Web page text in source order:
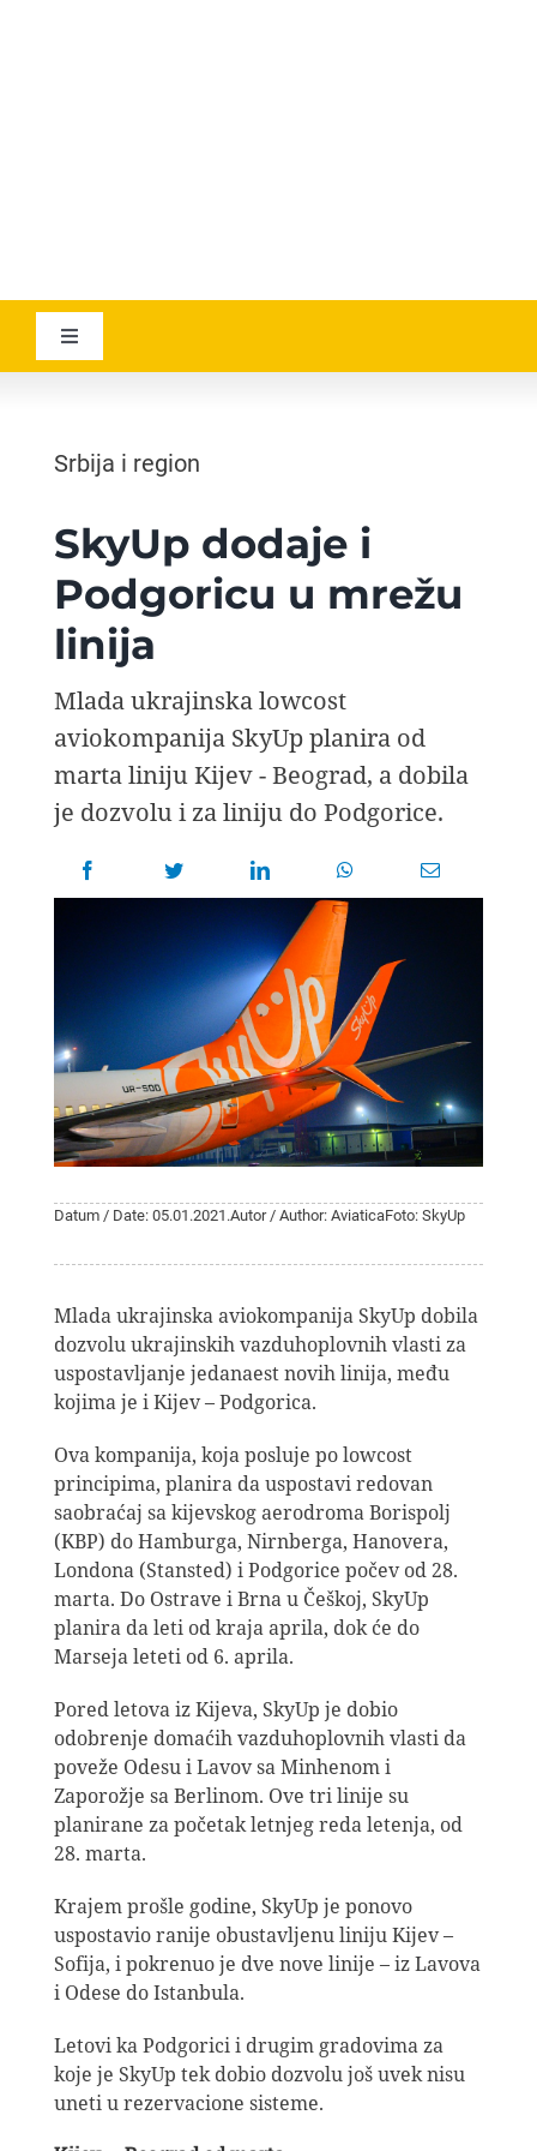
Toggle
Navigation
GEOGRAPHICA
AVIOPEDIA
SPECIJAL
FOTO PRIČA
AGENT
Srbija i region
SkyUp dodaje i
Podgoricu u mrežu
linija
Mlada ukrajinska lowcost
aviokompanija SkyUp planira od
marta liniju Kijev - Beograd, a dobila
je dozvolu i za liniju do Podgorice.
Datum / Date: 05.01.2021.Autor / Author: AviaticaFoto: SkyUp
Mlada ukrajinska aviokompanija SkyUp dobila
dozvolu ukrajinskih vazduhoplovnih vlasti za
uspostavljanje jedanaest novih linija, među
kojima je i Kijev – Podgorica.
Ova kompanija, koja posluje po lowcost
principima, planira da uspostavi redovan
saobraćaj sa kijevskog aerodroma Borispolj
(KBP) do Hamburga, Nirnberga, Hanovera,
Londona (Stansted) i Podgorice počev od 28.
marta. Do Ostrave i Brna u Češkoj, SkyUp
planira da leti od kraja aprila, dok će do
Marseja leteti od 6. aprila.
Pored letova iz Kijeva, SkyUp je dobio
odobrenje domaćih vazduhoplovnih vlasti da
poveže Odesu i Lavov sa Minhenom i
Zaporožje sa Berlinom. Ove tri linije su
planirane za početak letnjeg reda letenja, od
28. marta.
Krajem prošle godine, SkyUp je ponovo
uspostavio ranije obustavljenu liniju Kijev –
Sofija, i pokrenuo je dve nove linije – iz Lavova
i Odese do Istanbula.
Letovi ka Podgorici i drugim gradovima za
koje je SkyUp tek dobio dozvolu još uvek nisu
uneti u rezervacione sisteme.